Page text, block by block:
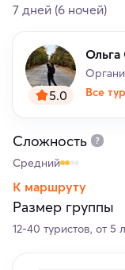
7 дней (6 ночей)
5.0
Ольга
Все
Сложность
Средний
К маршруту
Размер группы
12-40 туристов, от 5